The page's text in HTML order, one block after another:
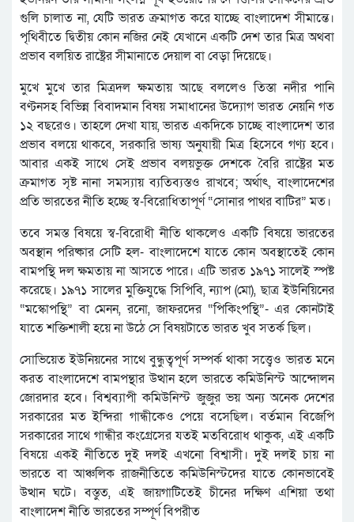
গুলি চালাত না, যেটি ভারত ক্রমাগত করে যাচ্ছে বাংলাদেশ সীমান্তে।
পৃথিবীতে দ্বিতীয় কোন নজির নেই যেখানে একটি দেশ তার মিত্র অথবা
প্রভাব বলয়িত রাষ্ট্রের সীমানাতে দেয়াল বা বেড়া দিয়েছে।
মুখে মুখে তার মিত্রদল ক্ষমতায় আছে বললেও তিস্তা নদীর পানি
বণ্টনসহ বিভিন্ন বিবাদমান বিষয় সমাধানের উদ্যোগ ভারত নেয়নি গত
১২ বছরেও। তাহলে দেখা যায়, ভারত একদিকে চাচ্ছে বাংলাদেশ তার
প্রভাব বলয়ে থাকবে, সরকারি ভাষ্য অনুযায়ী মিত্র হিসেবে গণ্য হবে।
আবার একই সাথে সেই প্রভাব বলয়ভুক্ত দেশকে বৈরি রাষ্ট্রের মত
ক্রমাগত সৃষ্ট নানা সমস্যায় ব্যতিব্যস্তও রাখবে; অর্থাৎ, বাংলাদেশের
প্রতি ভারতের নীতি হচ্ছে স্ব-বিরোধিতাপূর্ণ “সোনার পাথর বাটির” মত।
তবে সমস্ত বিষয়ে স্ব-বিরোধী নীতি থাকলেও একটি বিষয়ে ভারতের
অবস্থান পরিষ্কার সেটি হল- বাংলাদেশে যাতে কোন অবস্থাতেই কোন
বামপন্থি দল ক্ষমতায় না আসতে পারে। এটি ভারত ১৯৭১ সালেই স্পষ্ট
করেছে। ১৯৭১ সালের মুক্তিযুদ্ধে সিপিবি, ন্যাপ (মো), ছাত্র ইউনিয়িনের
“মস্কোপন্থি” বা মেনন, রনো, জাফরদের “পিকিংপন্থি”- এর কোনটাই
যাতে শক্তিশালী হয়ে না উঠে সে বিষয়টাতে ভারত খুব সতর্ক ছিল।
সোভিয়েত ইউনিয়নের সাথে বুন্ধুত্বপূর্ণ সম্পর্ক থাকা সত্ত্বেও ভারত মনে
করত বাংলাদেশে বামপন্থার উত্থান হলে ভারতে কমিউনিস্ট আন্দোলন
জোরদার হবে। বিশ্বব্যাপী কমিউনিস্ট জুজুর ভয় অন্য অনেক দেশের
সরকারের মত ইন্দিরা গান্ধীকেও পেয়ে বসেছিল। বর্তমান বিজেপি
সরকারের সাথে গান্ধীর কংগ্রেসের যতই মতবিরোধ থাকুক, এই একটি
বিষয়ে একই নীতিতে দুই দলই এখনো বিশ্বাসী। দুই দলই চায় না
ভারতে বা আঞ্চলিক রাজনীতিতে কমিউনিস্টদের যাতে কোনভাবেই
উত্থান ঘটে। বস্তুত, এই জায়গাটিতেই চীনের দক্ষিণ এশিয়া তথা
বাংলাদেশ নীতি ভারতের সম্পূর্ণ বিপরীত